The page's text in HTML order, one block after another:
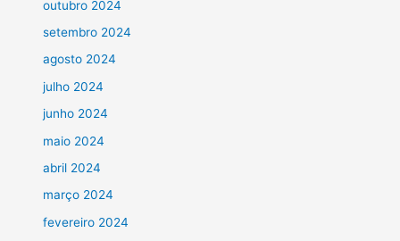
outubro 2024
setembro 2024
agosto 2024
julho 2024
junho 2024
maio 2024
abril 2024
março 2024
fevereiro 2024